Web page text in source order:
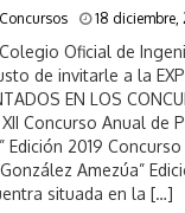
18 diciembre,
Oficial de
de invitarle a la
EN LOS
XII Concurso Anual de
Edición 2019
Amezúa”
situada en la […]